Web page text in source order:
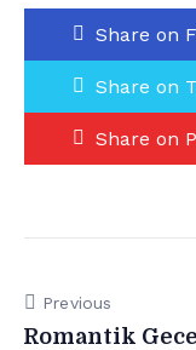
Share on
Share on
Share on
Previous
Romantik